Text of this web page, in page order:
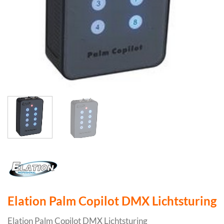
Elation Palm Copilot DMX Lichtsturing
Elation Palm Copilot DMX Lichtsturing